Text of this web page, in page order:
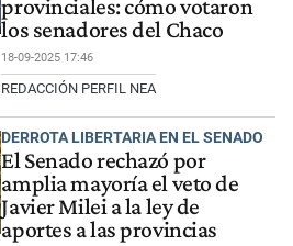
provinciales: cómo votaron
los senadores del Chaco
18-09-2025 17:46
REDACCIÓN PERFIL NEA
DERROTA LIBERTARIA EN EL SENADO
El Senado rechazó por
amplia mayoría el veto de
Javier Milei a la ley de
aportes a las provincias